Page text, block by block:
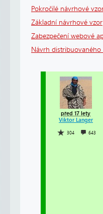
Pokročilé návrhové
Základní návrhové
Zabezpečení webové
Návrh distribuovaného
před 17 lety
Viktor Langer
304 643